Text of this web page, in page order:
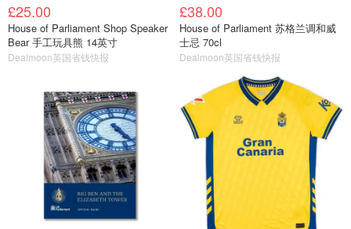
£25.00
House of Parliament Shop Speaker
Bear 手工玩具熊 14英寸
Dealmoon英国省钱快报
£38.00
House of Parliament 苏格兰调和威
士忌 70cl
Dealmoon英国省钱快报